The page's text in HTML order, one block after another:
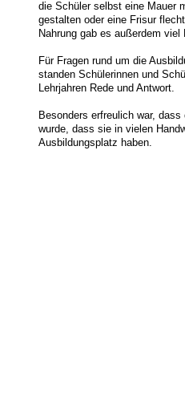
die Schüler selbst eine Mauer
gestalten oder eine Frisur
Nahrung gab es außerdem
Für Fragen rund um die
standen Schülerinnen und
Lehrjahren Rede und Antwort.
Besonders erfreulich war,
wurde, dass sie in vielen
Ausbildungsplatz haben.